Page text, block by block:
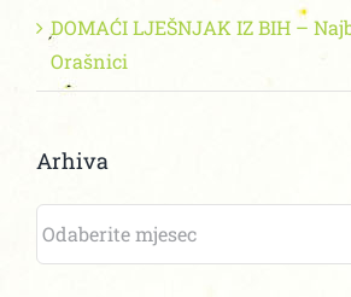
DOMAĆI LJEŠNJAK IZ BIH –
Orašnici
Arhiva